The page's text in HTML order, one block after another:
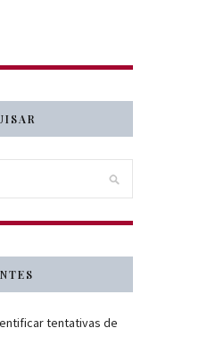
tentativas de